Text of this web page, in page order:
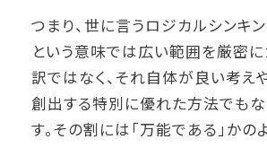
つまり、世に言うロジカルシンキ
という意味では広い範囲を厳密
訳ではなく、それ自体が良い考え
創出する特別に優れた方法でもな
す。その割には「万能である」かの